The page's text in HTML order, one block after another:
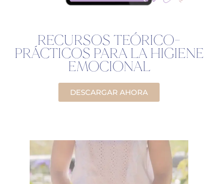
RECURSOS TEÓRICO-
PRÁCTICOS PARA LA HIGIENE
EMOCIONAL
DESCARGAR AHORA